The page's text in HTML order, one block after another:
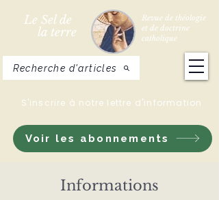
Le Sel de
la terre
Revue de théologie
et de doctrine
catholique
Voir les abonnements
S'inscrire à notre lettre d'information
Recherche d'articles
Informations